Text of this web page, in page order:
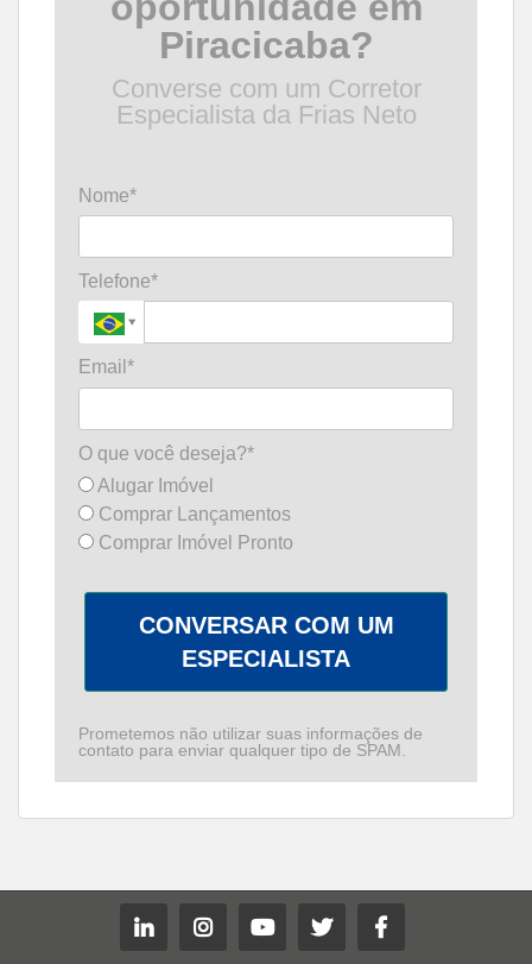
Piracicaba?
Converse com um Corretor
Especialista da Frias Neto
Nome*
Telefone*
Email*
O que você deseja?*
Alugar Imóvel
Comprar Lançamentos
Comprar Imóvel Pronto
CONVERSAR COM UM
ESPECIALISTA
Prometemos não utilizar suas informações de
contato para enviar qualquer tipo de SPAM.